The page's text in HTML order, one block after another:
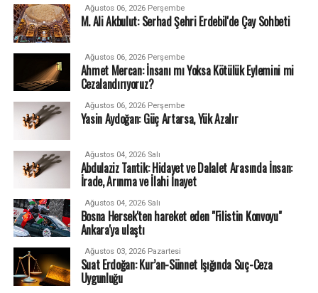
Ağustos 06, 2026 Perşembe
M. Ali Akbulut: Serhad Şehri Erdebil'de Çay Sohbeti
Ağustos 06, 2026 Perşembe
Ahmet Mercan: İnsanı mı Yoksa Kötülük Eylemini mi
Cezalandırıyoruz?
Ağustos 06, 2026 Perşembe
Yasin Aydoğan: Güç Artarsa, Yük Azalır
Ağustos 04, 2026 Salı
Abdulaziz Tantik: Hidayet ve Dalalet Arasında İnsan:
İrade, Arınma ve İlahi İnayet
Ağustos 04, 2026 Salı
Bosna Hersek'ten hareket eden "Filistin Konvoyu"
Ankara'ya ulaştı
Ağustos 03, 2026 Pazartesi
Suat Erdoğan: Kur’an-Sünnet Işığında Suç-Ceza
Uygunluğu